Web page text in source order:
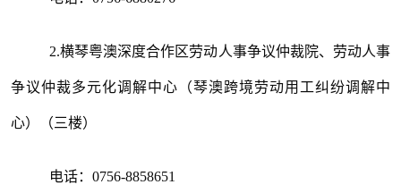
2.横琴粤澳深度合作区劳动人事争议仲裁院、劳动人事
争议仲裁多元化调解中心（琴澳跨境劳动用工纠纷调解中
心）（三楼）
电话：0756-8858651